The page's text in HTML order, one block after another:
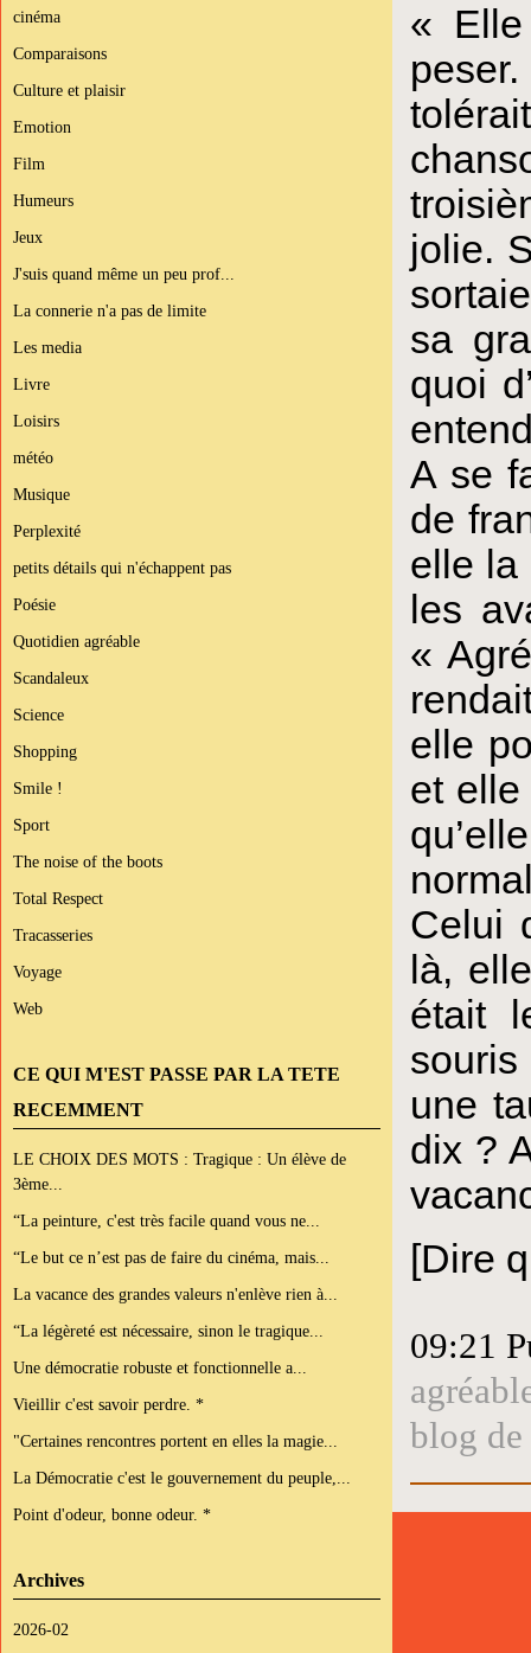
cinéma
Comparaisons
Culture et plaisir
Emotion
Film
Humeurs
Jeux
J'suis quand même un peu prof...
La connerie n'a pas de limite
Les media
Livre
Loisirs
météo
Musique
Perplexité
petits détails qui n'échappent pas
Poésie
Quotidien agréable
Scandaleux
Science
Shopping
Smile !
Sport
The noise of the boots
Total Respect
Tracasseries
Voyage
Web
CE QUI M'EST PASSE PAR LA TETE
RECEMMENT
LE CHOIX DES MOTS : Tragique : Un élève de
3ème...
“La peinture, c'est très facile quand vous ne...
“Le but ce n’est pas de faire du cinéma, mais...
La vacance des grandes valeurs n'enlève rien à...
“La légèreté est nécessaire, sinon le tragique...
Une démocratie robuste et fonctionnelle a...
Vieillir c'est savoir perdre. *
"Certaines rencontres portent en elles la magie...
La Démocratie c'est le gouvernement du peuple,...
Point d'odeur, bonne odeur. *
Archives
2026-02
«
jolie.
sa
quoi
A se
de
elle la
les
«
elle
et elle
Celui
là,
était
une
dix ?
[Dire
09:21
blog